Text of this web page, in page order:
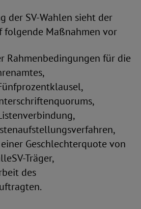
der SV-Wahlen sieht der
folgende Maßnahmen vor
Rahmenbedingungen für die
Geschlechterquote von
Träger,
des